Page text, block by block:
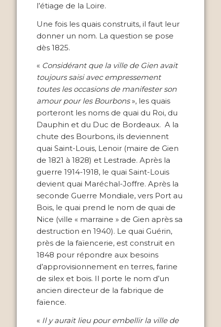
l’étiage de la Loire.
Une fois les quais construits, il faut leur
donner un nom. La question se pose
dès 1825.
« Considérant que la ville de Gien avait
toujours saisi avec empressement
toutes les occasions de manifester son
amour pour les Bourbons», les quais
porteront les noms de quai du Roi, du
Dauphin et du Duc de Bordeaux. A la
chute des Bourbons, ils deviennent
quai Saint-Louis, Lenoir (maire de Gien
de 1821 à 1828) et Lestrade. Après la
guerre 1914-1918, le quai Saint-Louis
devient quai Maréchal-Joffre. Après la
seconde Guerre Mondiale, vers Port au
Bois, le quai prend le nom de quai de
Nice (ville « marraine » de Gien après sa
destruction en 1940). Le quai Guérin,
près de la faïencerie, est construit en
1848 pour répondre aux besoins
d’approvisionnement en terres, farine
de silex et bois. Il porte le nom d’un
ancien directeur de la fabrique de
faïence.
« Il y aurait lieu pour embellir la ville de